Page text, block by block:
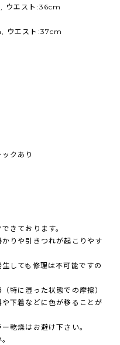
ウエスト:36cm
ウエスト:37cm
クあり
きております。
りや引きつれが起こりやす
しても修理は不可能ですの
特に湿った状態での摩擦）
下着などに色が移ることが
乾燥はお避け下さい。